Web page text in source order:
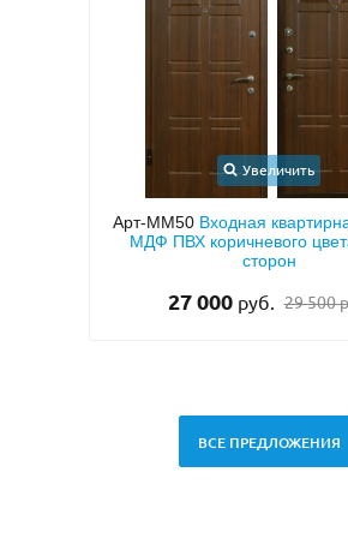
Входная квартирная дверь с
коричневого цвета с двух
29 500 руб.
ВСЕ ПРЕДЛОЖЕНИЯ